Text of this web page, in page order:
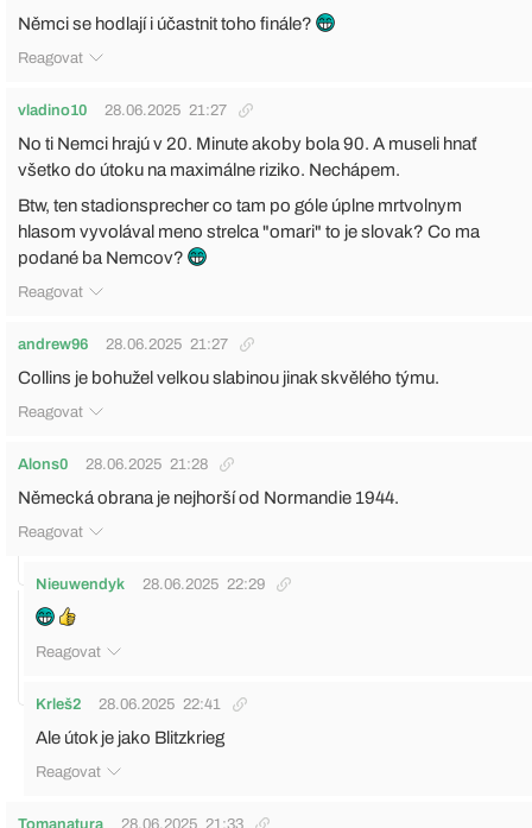
Němci se hodlají i účastnit toho finále?
Reagovat
vladino10 28.06.2025 21:27
No ti Nemci hrajú v 20. Minute akoby bola 90. A museli hnať
všetko do útoku na maximálne riziko. Nechápem.
Btw, ten stadionsprecher co tam po góle úplne mrtvolnym
hlasom vyvolával meno strelca "omari" to je slovak? Co ma
podané ba Nemcov?
Reagovat
andrew96 28.06.2025 21:27
Collins je bohužel velkou slabinou jinak skvělého týmu.
Reagovat
Alons0 28.06.2025 21:28
Německá obrana je nejhorší od Normandie 1944.
Reagovat
Nieuwendyk 28.06.2025 22:29
Reagovat
Krleš2 28.06.2025 22:41
Ale útok je jako Blitzkrieg
Reagovat
Tomanatura 28.06.2025 21:33